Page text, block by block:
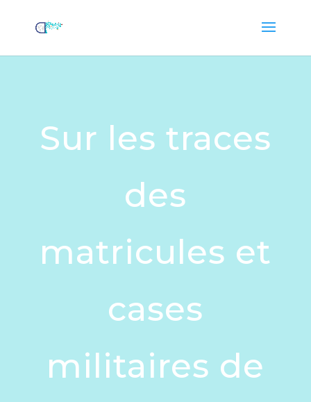
Sur les traces
des
matricules et
cases
militaires de